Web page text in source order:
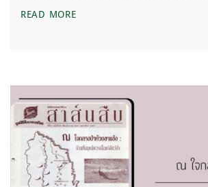
READ MOREสาส์นสืบ – 28 ปี ที่โลกเปลี่ยนไป